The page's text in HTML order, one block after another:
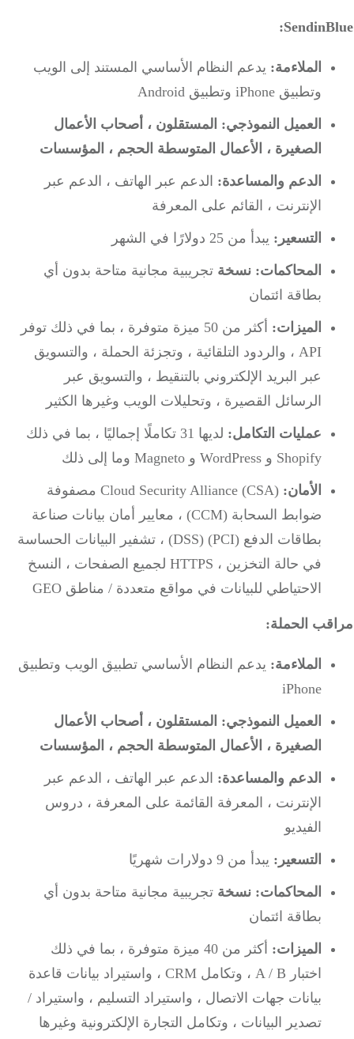
الملاءمة:يدعم النظام الأساسي المستند إلى الويب
وتطبيق iPhone وتطبيق Android
العميل النموذجي:المستقلون ، أصحاب الأعمال
الصغيرة ، الأعمال المتوسطة الحجم ، المؤسسات
الدعم والمساعدة:الدعم عبر الهاتف ، الدعم عبر
الإنترنت ، القائم على المعرفة
التسعير:يبدأ من 25 دولارًا في الشهر
المحاكمات: نسخةتجريبية مجانية متاحة بدون أي
بطاقة ائتمان
الميزات:
أكثر من 50 ميزة متوفرة ، بما في ذلك توفر
API ، والردود التلقائية ، وتجزئة الحملة ، والتسويق
عبر البريد الإلكتروني بالتنقيط ، والتسويق عبر
الرسائل القصيرة ، وتحليلات الويب وغيرها الكثير
عمليات التكامل:
لديها 31 تكاملًا إجماليًا ، بما في ذلك
Shopify و WordPress و Magneto وما إلى ذلك
الأمان:
Cloud Security Alliance (CSA) مصفوفة
ضوابط السحابة (CCM) ، معايير أمان بيانات صناعة
بطاقات الدفع (PCI) (DSS) ، تشفير البيانات الحساسة
في حالة التخزين ، HTTPS لجميع الصفحات ، النسخ
الاحتياطي للبيانات في مواقع متعددة / مناطق GEO
الحملة:
الملاءمة:يدعم النظام الأساسي تطبيق الويب وتطبيق
iPhone
العميل النموذجي:المستقلون ، أصحاب الأعمال
الصغيرة ، الأعمال المتوسطة الحجم ، المؤسسات
الدعم والمساعدة:الدعم عبر الهاتف ، الدعم عبر
الإنترنت ، المعرفة القائمة على المعرفة ، دروس
الفيديو
التسعير:يبدأ من 9 دولارات شهريًا
المحاكمات: نسخةتجريبية مجانية متاحة بدون أي
بطاقة ائتمان
الميزات:
أكثر من 40 ميزة متوفرة ، بما في ذلك
اختبار A / B ، وتكامل CRM ، واستيراد بيانات قاعدة
بيانات جهات الاتصال ، واستيراد التسليم ، واستيراد /
تصدير البيانات ، وتكامل التجارة الإلكترونية وغيرها